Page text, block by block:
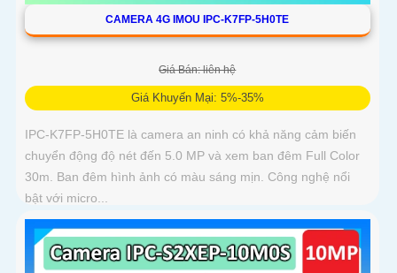
CAMERA 4G IMOU IPC-K7FP-5H0TE
Giá Bán: liên hệ
Giá Khuyến Mại: 5%-35%
IPC-K7FP-5H0TE là camera an ninh có khả năng cảm biến
chuyển động độ nét đến 5.0 MP và xem ban đêm Full Color
30m. Ban đêm hình ảnh có màu sáng mịn. Công nghệ nổi
bật với micro...